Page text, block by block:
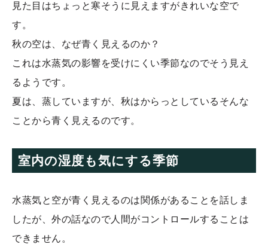
見た目はちょっと寒そうに見えますがきれいな空で
す。
秋の空は、なぜ青く見えるのか？
これは水蒸気の影響を受けにくい季節なのでそう見え
るようです。
夏は、蒸していますが、秋はからっとしているそんな
ことから青く見えるのです。
室内の湿度も気にする季節
水蒸気と空が青く見えるのは関係があることを話しま
したが、外の話なので人間がコントロールすることは
できません。